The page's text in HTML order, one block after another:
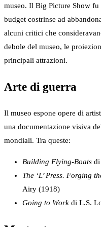
museo. Il Big Picture Show
budget costrinse ad
alcuni critici che
debole del museo, le
principali attrazioni.
Arte di guerra
Il museo espone opere di
una documentazione visiva
mondiali. Tra queste:
Building Flying-Boats di
The ‘L’ Press. Forging
Airy (1918)
Going to Work di L.S.